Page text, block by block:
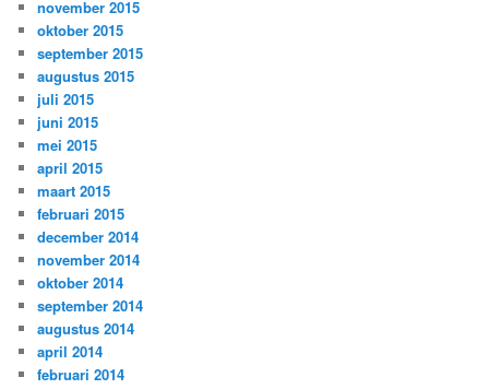
november 2015
oktober 2015
september 2015
augustus 2015
juli 2015
juni 2015
mei 2015
april 2015
maart 2015
februari 2015
december 2014
november 2014
oktober 2014
september 2014
augustus 2014
april 2014
februari 2014